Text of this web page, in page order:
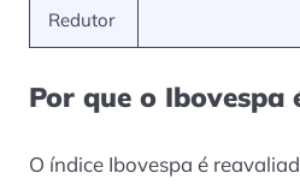
Redutor
Por que o Ibovespa
O índice Ibovespa é